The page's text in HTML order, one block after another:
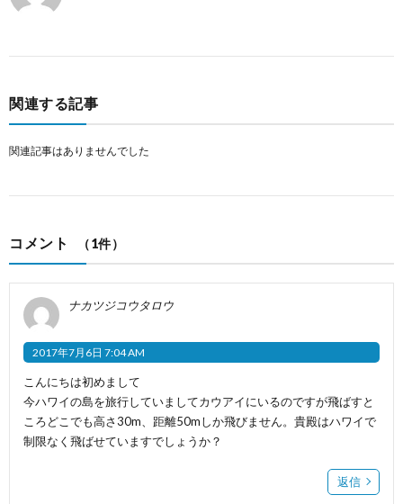
関連する記事
関連記事はありませんでした
コメント （1件）
ナカツジコウタロウ
2017年7月6日 7:04 AM
こんにちは初めまして
今ハワイの島を旅行していましてカウアイにいるのですが飛ばすと
ころどこでも高さ30m、距離50mしか飛びません。貴殿はハワイで
制限なく飛ばせていますでしょうか？
返信